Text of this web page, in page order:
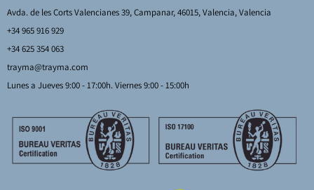
Avda. de les Corts Valencianes 39, Campanar, 46015, Valencia, Valencia
+34 965 916 929
+34 625 354 063
trayma@trayma.com
Lunes a Jueves 9:00 - 17:00h. Viernes 9:00 - 15:00h